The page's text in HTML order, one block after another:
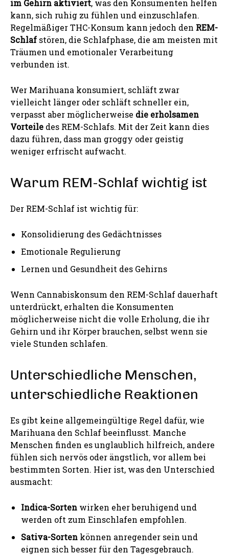
im Gehirn aktiviert, was den Konsumenten helfen
kann, sich ruhig zu fühlen und einzuschlafen.
Regelmäßiger THC-Konsum kann jedoch den REM-
Schlaf stören, die Schlafphase, die am meisten mit
Träumen und emotionaler Verarbeitung
verbunden ist.
Wer Marihuana konsumiert, schläft zwar
vielleicht länger oder schläft schneller ein,
verpasst aber möglicherweise die erholsamen
Vorteile des REM-Schlafs. Mit der Zeit kann dies
dazu führen, dass man groggy oder geistig
weniger erfrischt aufwacht.
Warum REM-Schlaf wichtig ist
Der REM-Schlaf ist wichtig für:
Konsolidierung des Gedächtnisses
Emotionale Regulierung
Lernen und Gesundheit des Gehirns
Wenn Cannabiskonsum den REM-Schlaf dauerhaft
unterdrückt, erhalten die Konsumenten
möglicherweise nicht die volle Erholung, die ihr
Gehirn und ihr Körper brauchen, selbst wenn sie
viele Stunden schlafen.
Unterschiedliche Menschen,
unterschiedliche Reaktionen
Es gibt keine allgemeingültige Regel dafür, wie
Marihuana den Schlaf beeinflusst. Manche
Menschen finden es unglaublich hilfreich, andere
fühlen sich nervös oder ängstlich, vor allem bei
bestimmten Sorten. Hier ist, was den Unterschied
ausmacht:
Indica-Sorten wirken eher beruhigend und
werden oft zum Einschlafen empfohlen.
Sativa-Sorten können anregender sein und
eignen sich besser für den Tagesgebrauch.